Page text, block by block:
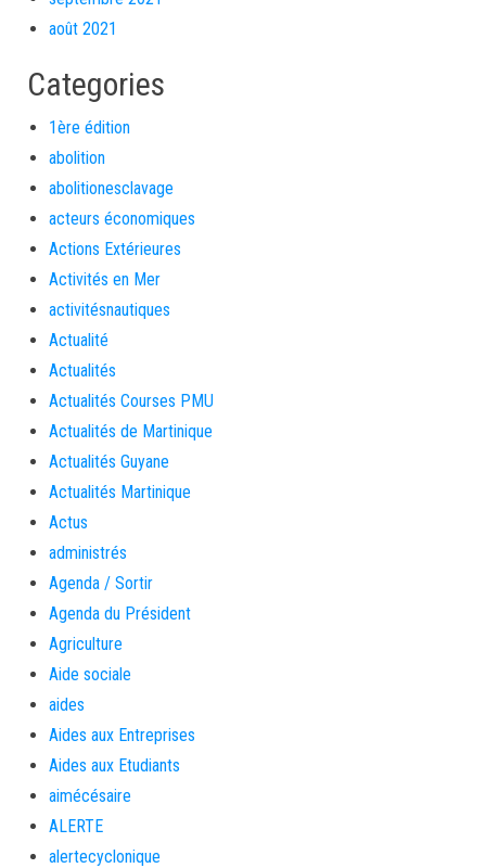
août 2021
Categories
1ère édition
abolition
abolitionesclavage
acteurs économiques
Actions Extérieures
Activités en Mer
activitésnautiques
Actualité
Actualités
Actualités Courses PMU
Actualités de Martinique
Actualités Guyane
Actualités Martinique
Actus
administrés
Agenda / Sortir
Agenda du Président
Agriculture
Aide sociale
aides
Aides aux Entreprises
Aides aux Etudiants
aimécésaire
ALERTE
alertecyclonique